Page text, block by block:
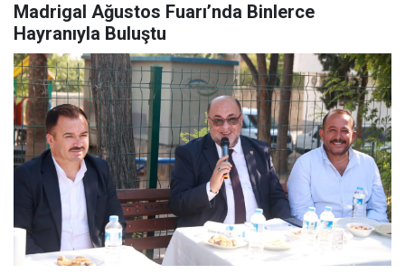
Madrigal Ağustos Fuarı’nda Binlerce
Hayranıyla Buluştu